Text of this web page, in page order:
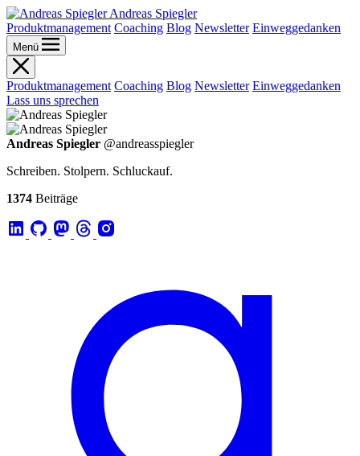
Andreas Spiegler
Produktmanagement Coaching Blog Newsletter Einweggedanken
Menü
Produktmanagement Coaching Blog Newsletter Einweggedanken
Lass uns sprechen
Andreas Spiegler @andreasspiegler
Schreiben. Stolpern. Schluckauf.
1374 Beiträge